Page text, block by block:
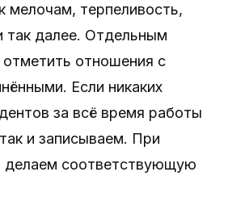
мелочам, терпеливость,
так далее. Отдельным
отношения с
Если никаких
за всё время работы
и записываем. При
делаем соответствующую